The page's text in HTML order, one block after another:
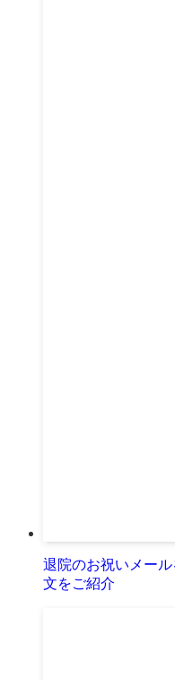
退院のお祝いメー
文をご紹介